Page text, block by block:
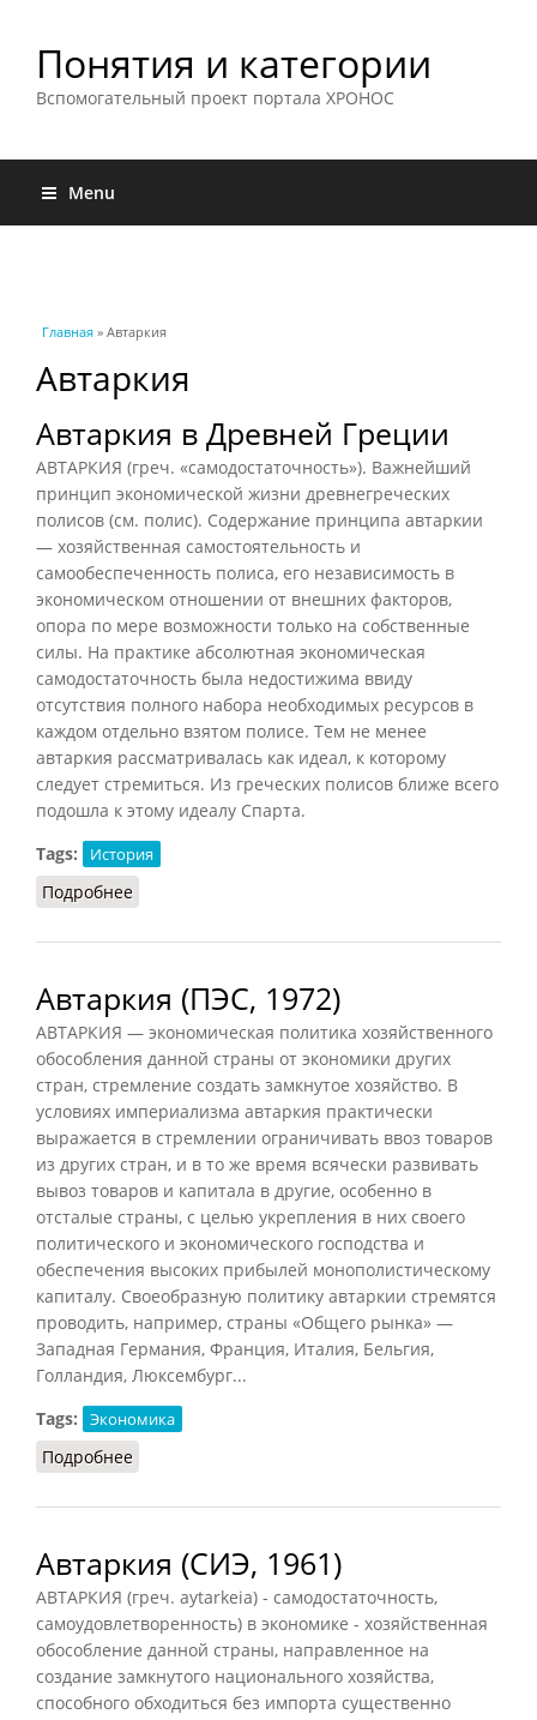
Понятия и категории
Вспомогательный проект портала ХРОНОС
Menu
Вы здесь
Главная » Автаркия
Автаркия
Автаркия в Древней Греции
АВТАРКИЯ (греч. «самодостаточность»). Важнейший
принцип экономической жизни древнегреческих
полисов (см. полис). Содержание принципа автаркии
— хозяйственная самостоятельность и
самообеспеченность полиса, его независимость в
экономическом отношении от внешних факторов,
опора по мере возможности только на собственные
силы. На практике абсолютная экономическая
самодостаточность была недостижима ввиду
отсутствия полного набора необходимых ресурсов в
каждом отдельно взятом полисе. Тем не менее
автаркия рассматривалась как идеал, к которому
следует стремиться. Из греческих полисов ближе всего
подошла к этому идеалу Спарта.
Tags:
История
Подробнее
Автаркия (ПЭС, 1972)
АВТАРКИЯ — экономическая политика хозяйственного
обособления данной страны от экономики других
стран, стремление создать замкнутое хозяйство. В
условиях империализма автаркия практически
выражается в стремлении ограничивать ввоз товаров
из других стран, и в то же время всячески развивать
вывоз товаров и капитала в другие, особенно в
отсталые страны, с целью укрепления в них своего
политического и экономического господства и
обеспечения высоких прибылей монополистическому
капиталу. Своеобразную политику автаркии стремятся
проводить, например, страны «Общего рынка» —
Западная Германия, Франция, Италия, Бельгия,
Голландия, Люксембург...
Tags:
Экономика
Подробнее
Автаркия (СИЭ, 1961)
АВТАРКИЯ (греч. aytarkeia) - самодостаточность,
самоудовлетворенность) в экономике - хозяйственная
обособление данной страны, направленное на
создание замкнутого национального хозяйства,
способного обходиться без импорта существенно